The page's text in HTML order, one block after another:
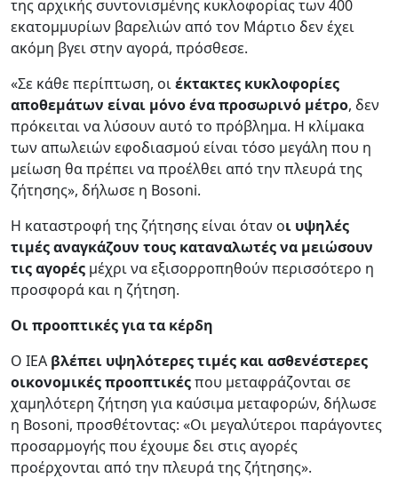
της αρχικής συντονισμένης κυκλοφορίας των 400
εκατομμυρίων βαρελιών από τον Μάρτιο δεν έχει
ακόμη βγει στην αγορά, πρόσθεσε.
«Σε κάθε περίπτωση, οιέκτακτες κυκλοφορίες
αποθεμάτων είναι μόνο ένα προσωρινό μέτρο, δεν
πρόκειται να λύσουν αυτό το πρόβλημα. Η κλίμακα
των απωλειών εφοδιασμού είναι τόσο μεγάλη που η
μείωση θα πρέπει να προέλθει από την πλευρά της
ζήτησης», δήλωσε η Bosoni.
Η καταστροφή της ζήτησης είναι όταν οι υψηλές
τιμές αναγκάζουν τους καταναλωτές να μειώσουν
τις αγορές μέχρι να εξισορροπηθούν περισσότερο η
προσφορά και η ζήτηση.
Οι προοπτικές για τα κέρδη
Ο IEA βλέπει υψηλότερες τιμές και ασθενέστερες
οικονομικές προοπτικέςπου μεταφράζονται σε
χαμηλότερη ζήτηση για καύσιμα μεταφορών, δήλωσε
η Bosoni, προσθέτοντας: «Οι μεγαλύτεροι παράγοντες
προσαρμογής που έχουμε δει στις αγορές
προέρχονται από την πλευρά της ζήτησης».